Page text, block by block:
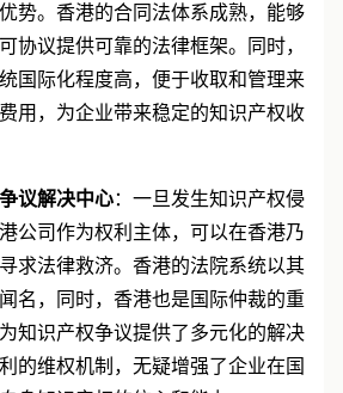
势。香港的合同法体系成熟，能够
协议提供可靠的法律框架。同时，
国际化程度高，便于收取和管理来
用，为企业带来稳定的知识产权收
议解决中心：一旦发生知识产权侵
公司作为权利主体，可以在香港乃
求法律救济。香港的法院系统以其
名，同时，香港也是国际仲裁的重
知识产权争议提供了多元化的解决
的维权机制，无疑增强了企业在国